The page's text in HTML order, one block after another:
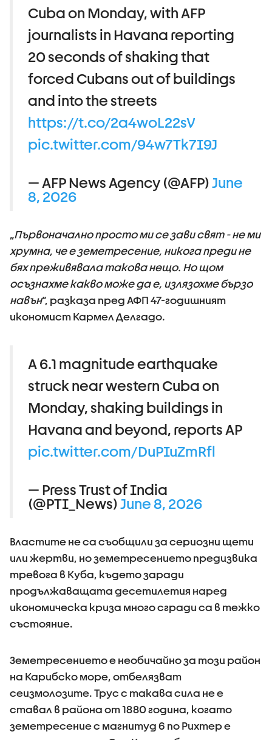
Cuba on Monday, with AFP
journalists in Havana reporting
20 seconds of shaking that
forced Cubans out of buildings
and into the streets
https://t.co/2a4woL22sV
pic.twitter.com/94w7Tk7I9J
— AFP News Agency (@AFP)June
8, 2026
„Първоначално просто ми се зави свят - не ми
хрумна, че е земетресение, никога преди не
бях преживявала такова нещо. Но щом
осъзнахме какво може да е, излязохме бързо
навън“, разказа пред АФП 47-годишният
икономист Кармел Делгадо.
A 6.1 magnitude earthquake
struck near western Cuba on
Monday, shaking buildings in
Havana and beyond, reports AP
pic.twitter.com/DuPIuZmRfl
— Press Trust of India
(@PTI_News)June 8, 2026
Властите не са съобщили за сериозни щети
или жертви, но земетресението предизвика
тревога в Куба, където заради
продължаващата десетилетия наред
икономическа криза много сгради са в тежко
състояние.
Земетресението е необичайно за този район
на Карибско море, отбелязват
сеизмолозите. Трус с такава сила не е
ставал в района от 1880 година, когато
земетресение с магнитуд 6 по Рихтер е